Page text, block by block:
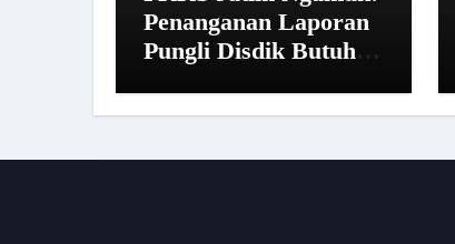
Penanganan Laporan
Pungli Disdik Butuh
Mana?”